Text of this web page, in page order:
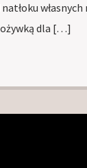
dla […]